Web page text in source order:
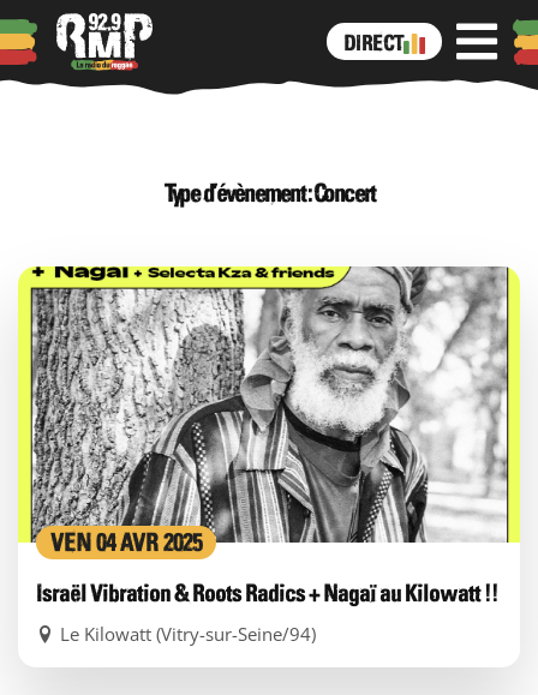
DIRECT
Type d’évènement :Concert
VEN 04 AVR 2025
Israël Vibration & Roots Radics + Nagaï au Kilowatt !!
Le Kilowatt (Vitry-sur-Seine/94)